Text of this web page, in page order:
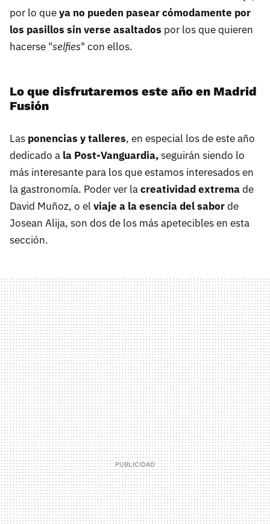
por lo queya no pueden pasear cómodamente por
los pasillos sin verse asaltados por los que quieren
hacerse "selfies" con ellos.
Lo que disfrutaremos este año en Madrid
Fusión
Las ponencias y talleres, en especial los de este año
dedicado a la Post-Vanguardia,seguirán siendo lo
más interesante para los que estamos interesados en
la gastronomía. Poder ver lacreatividad extremade
David Muñoz, o el viaje a la esencia del saborde
Josean Alija, son dos de los más apetecibles en esta
sección.